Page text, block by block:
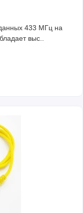
433 МГц на
выс..